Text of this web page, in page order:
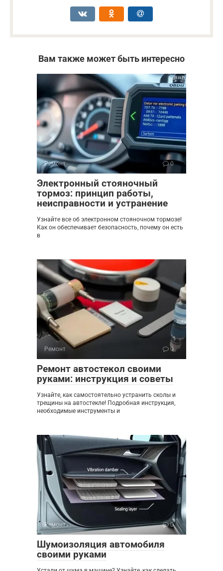
Вам также может быть интересно
Ремонт 0
Электронный стояночный
тормоз: принцип работы,
неисправности и устранение
Узнайте все об электронном стояночном тормозе!
Как он обеспечивает безопасность, почему он есть
в
Ремонт 0
Ремонт автостекол своими
руками: инструкция и советы
Узнайте, как самостоятельно устранить сколы и
трещины на автостекле! Подробная инструкция,
необходимые инструменты и
Ремонт 0
Шумоизоляция автомобиля
своими руками